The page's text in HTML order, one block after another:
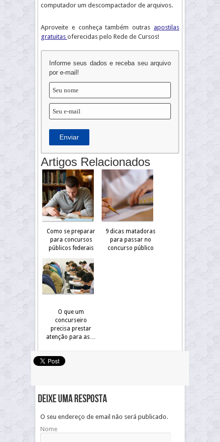
computador um descompactador de arquivos.
Aproveite e conheça também outras apostilas
gratuitas oferecidas pelo Rede de Cursos!
Informe seus dados e receba seu arquivo
por e-mail!
Enviar
Artigos Relacionados
Como se preparar
para concursos
públicos federais
9 dicas matadoras
para passar no
concurso público
O que um
concurseiro
precisa prestar
atenção para as…
Deixe uma resposta
O seu endereço de email não será publicado.
Nome